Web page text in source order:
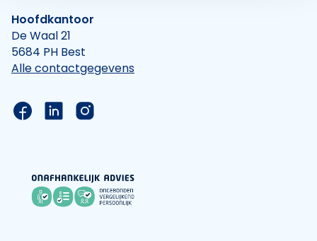
Hoofdkantoor
De Waal 21
5684 PH Best
Alle contactgegevens
Link naar de Facebook pagina van Hypotheek
Link naar de LinkedIn pagina van
Link naar de Instagram pagina van